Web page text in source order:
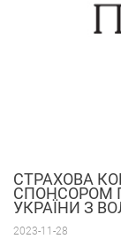
CТРАХОВА
СПОНСОРОМ
УКРАЇНИ З
2023-11-28